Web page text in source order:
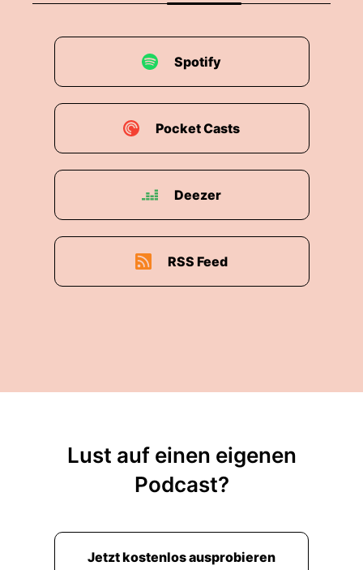
Spotify
Pocket Casts
Deezer
RSS Feed
Lust auf einen eigenen
Podcast?
Jetzt kostenlos ausprobieren